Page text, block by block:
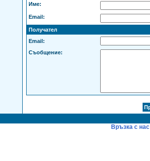
Име:
Email:
Получател
Email:
Съобщение:
Връзка с нас